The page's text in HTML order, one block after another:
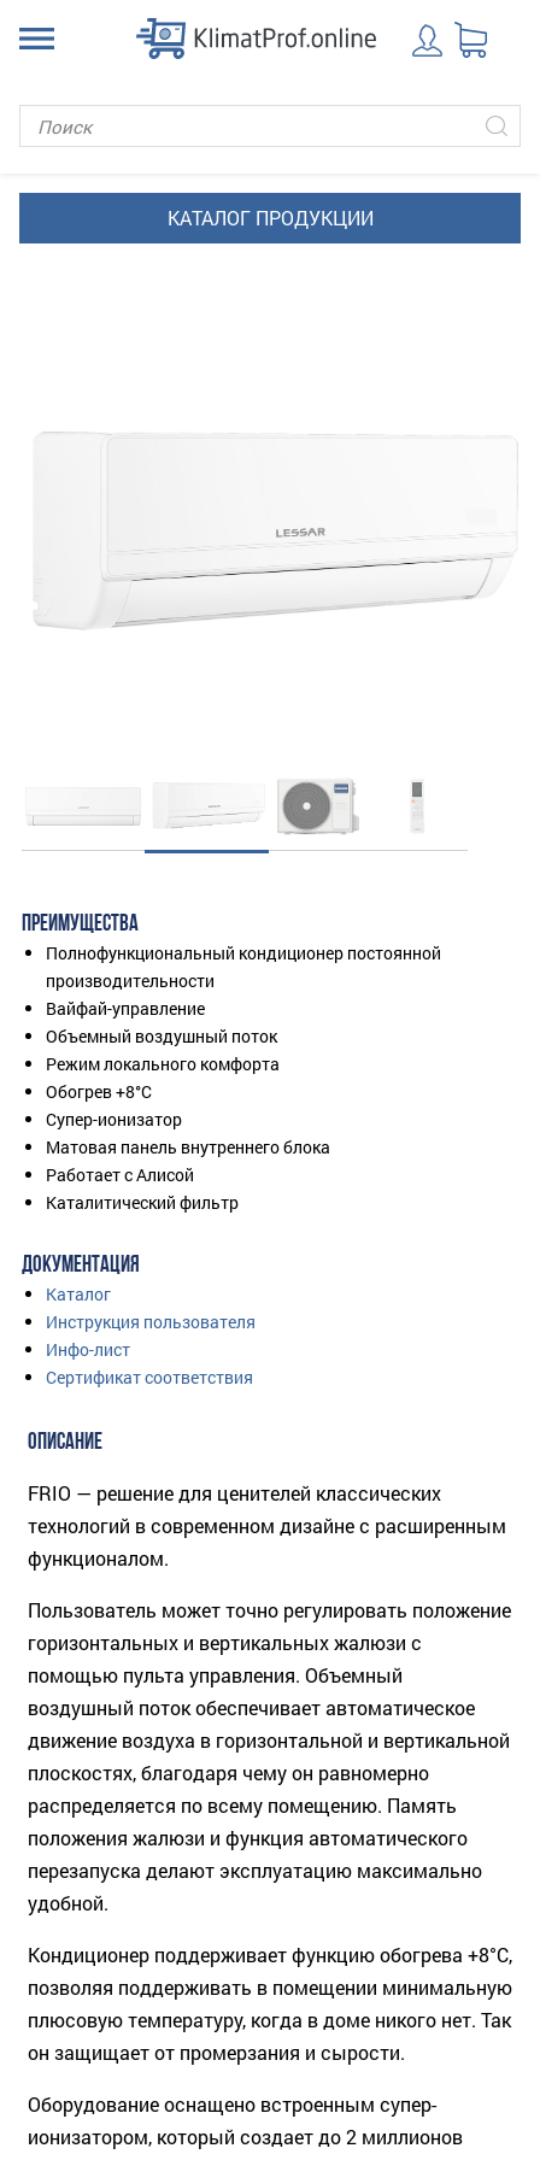
ПРЕИМУЩЕСТВА
Полнофункциональный кондиционер постоянной
производительности
Вайфай-управление
Объемный воздушный поток
Режим локального комфорта
Обогрев +8°C
Супер-ионизатор
Матовая панель внутреннего блока
Работает с Алисой
Каталитический фильтр
ДОКУМЕНТАЦИЯ
Каталог
Инструкция пользователя
Инфо-лист
Сертификат соответствия
ОПИСАНИЕ
FRIO — решение для ценителей классических
технологий в современном дизайне с расширенным
функционалом.
Пользователь может точно регулировать положение
горизонтальных и вертикальных жалюзи с
помощью пульта управления. Объемный
воздушный поток обеспечивает автоматическое
движение воздуха в горизонтальной и вертикальной
плоскостях, благодаря чему он равномерно
распределяется по всему помещению. Память
положения жалюзи и функция автоматического
перезапуска делают эксплуатацию максимально
удобной.
Кондиционер поддерживает функцию обогрева +8°C,
позволяя поддерживать в помещении минимальную
плюсовую температуру, когда в доме никого нет. Так
он защищает от промерзания и сырости.
Оборудование оснащено встроенным супер-
ионизатором, который создает до 2 миллионов